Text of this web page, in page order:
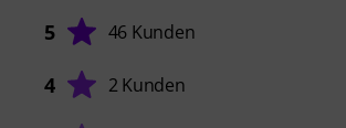
5 46 Kunden
4 2 Kunden